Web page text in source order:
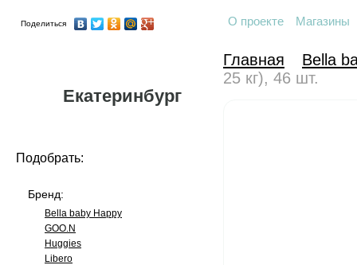
Поделиться О проекте Магазины
Главная
Bella
25 кг), 46 шт.
Екатеринбург
Подобрать:
Бренд:
Bella baby Happy
GOO.N
Huggies
Libero